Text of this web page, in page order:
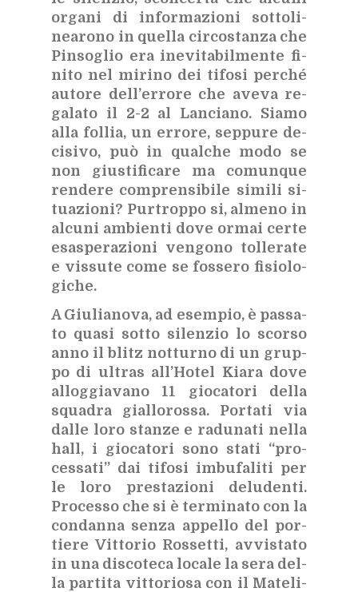
or­ga­ni di in­for­ma­zio­ni sot­to­li­
nea­ro­no in quel­la cir­co­stan­za che
Pin­so­glio era ine­vi­ta­bil­men­te fi­
ni­to nel mi­ri­no dei ti­fo­si per­ché
au­to­re del­l’er­ro­re che ave­va re­
ga­la­to il 2-2 al Lan­cia­no. Sia­mo
alla fol­lia, un er­ro­re, sep­pu­re de­
ci­si­vo, può in qual­che modo se
non giu­sti­fi­ca­re ma co­mun­que
ren­de­re com­pren­si­bi­le si­mi­li si­
tua­zio­ni? Pur­trop­po si, al­me­no in
al­cu­ni am­bien­ti dove or­mai cer­te
esa­spe­ra­zio­ni ven­go­no tol­le­ra­te
e vis­su­te come se fos­se­ro fi­sio­lo­
gi­che.
A Giu­lia­no­va, ad esem­pio, è pas­sa­
to qua­si sot­to si­len­zio lo scor­so
anno il bli­tz not­tur­no di un grup­
po di ul­tras al­l’Ho­tel Kia­ra dove
al­log­gia­va­no 11 gio­ca­to­ri del­la
squa­dra gial­lo­ros­sa. Por­ta­ti via
dal­le loro stan­ze e ra­du­na­ti nel­la
hall, i gio­ca­to­ri sono sta­ti “pro­
ces­sa­ti” dai ti­fo­si im­bu­fa­li­ti per
le loro pre­sta­zio­ni de­lu­den­ti.
Pro­ces­so che si è ter­mi­na­to con la
con­dan­na sen­za ap­pel­lo del por­
tie­re Vit­to­rio Ros­set­ti, av­vi­sta­to
in una di­sco­te­ca lo­ca­le la sera del­
la par­ti­ta vit­to­rio­sa con il Ma­te­li­